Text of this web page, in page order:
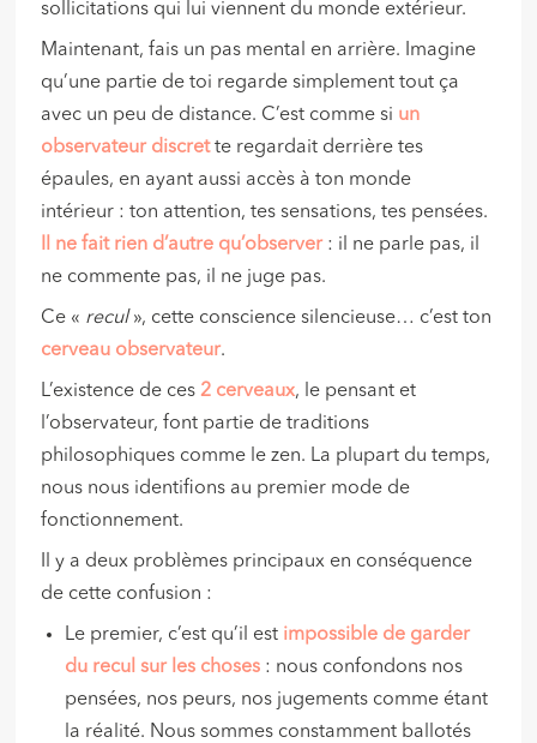
sollicitations qui lui viennent du monde extérieur.
Maintenant, fais un pas mental en arrière. Imagine
qu’une partie de toi regarde simplement tout ça
avec un peu de distance. C’est comme si un
observateur discrette regardait derrière tes
épaules, en ayant aussi accès à ton monde
intérieur : ton attention, tes sensations, tes pensées.
Il ne fait rien d’autre qu’observer: il ne parle pas, il
ne commente pas, il ne juge pas.
Ce « recul», cette conscience silencieuse… c’est ton
cerveau observateur.
L’existence de ces2 cerveaux, le pensant et
l’observateur, font partie de traditions
philosophiques comme le zen. La plupart du temps,
nous nous identifions au premier mode de
fonctionnement.
Il y a deux problèmes principaux en conséquence
de cette confusion :
Le premier, c’est qu’il est impossible de garder
du recul sur les choses : nous confondons nos
pensées, nos peurs, nos jugements comme étant
la réalité. Nous sommes constamment ballotés